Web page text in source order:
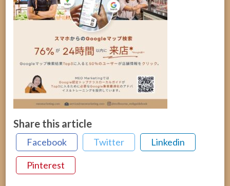
Share this article
Facebook Twitter Linkedin
Pinterest